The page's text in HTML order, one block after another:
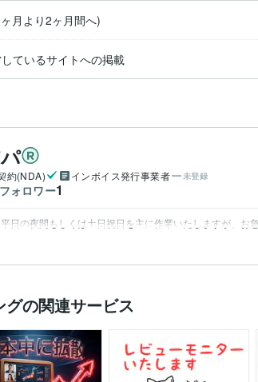
月より2ヶ月間へ)
ているサイトへの掲載
約(NDA) インボイス発行事業者 未登録
フォロワー1
日の夜間もしくは土日祝日を主に作業いたしますが、お
の関連サービス